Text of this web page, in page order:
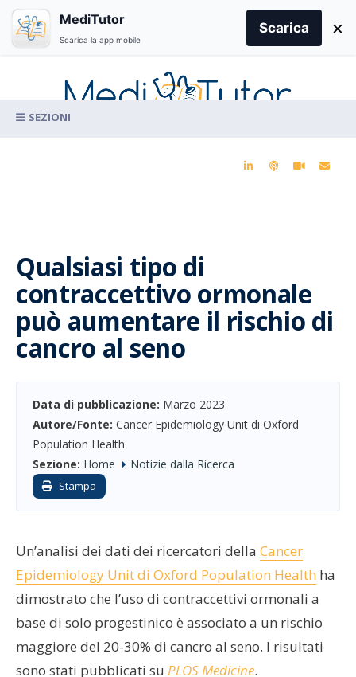
content
Qualsiasi tipo di
contraccettivo ormonale
può aumentare il rischio di
cancro al seno
Data di pubblicazione: Marzo 2023
Autore/Fonte: Cancer Epidemiology Unit di Oxford
Population Health
Sezione: Home Notizie dalla Ricerca
Stampa
Un’analisi dei dati dei ricercatori della Cancer
Epidemiology Unit di Oxford Population Health ha
dimostrato che l’uso di contraccettivi ormonali a
base di solo progestinico è associato a un rischio
maggiore del 20-30% di cancro al seno. I risultati
sono stati pubblicati su PLOS Medicine.
for:
MediTutor
Scarica la app mobile
Scarica ×